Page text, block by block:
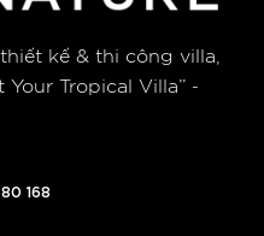
kế & thi công villa,
Your Tropical Villa” -
168